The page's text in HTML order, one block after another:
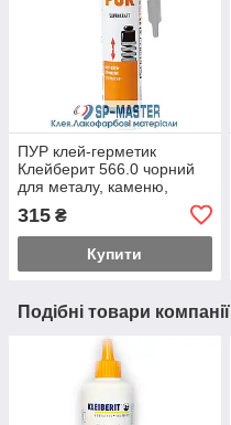
ПУР клей-герметик
Клейберит 566.0 чорний
для металу, каменю,
панелей (Kleiberit 566.0)
315 ₴
Купити
Подібні товари компанії